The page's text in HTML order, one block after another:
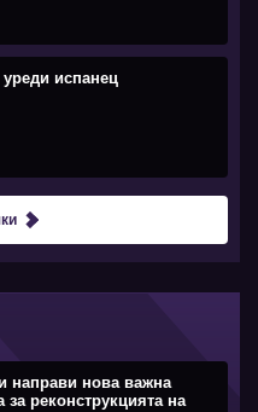
испанец
направи нова важна
за реконструкцията на